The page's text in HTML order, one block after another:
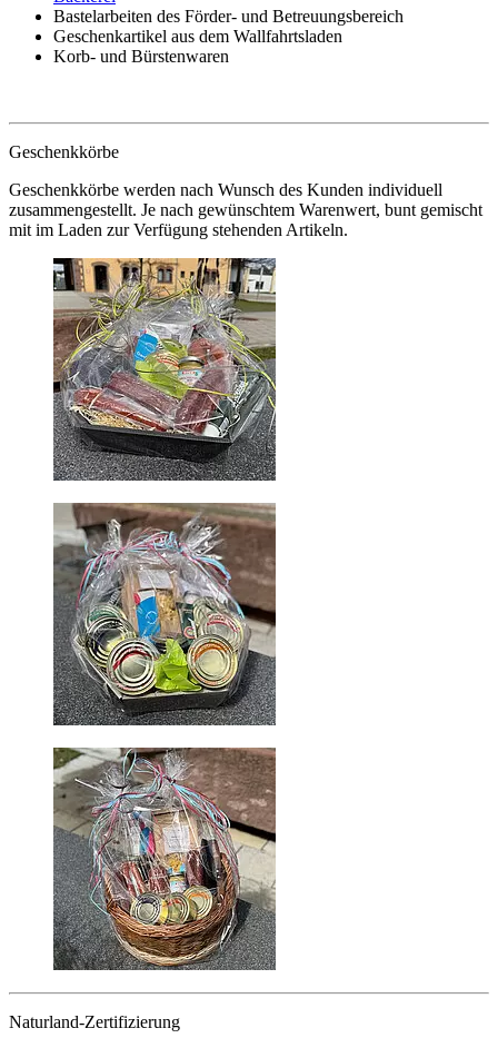
Bastelarbeiten des Förder- und Betreuungsbereich
Geschenkartikel aus dem Wallfahrtsladen
Korb- und Bürstenwaren
Geschenkkörbe
Geschenkkörbe werden nach Wunsch des Kunden individuell
zusammengestellt. Je nach gewünschtem Warenwert, bunt gemischt
mit im Laden zur Verfügung stehenden Artikeln.
Naturland-Zertifizierung